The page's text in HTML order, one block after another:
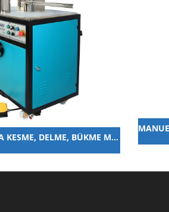
PLC BARA KESME, DELME, BÜKME MAKİNESİ 12x125mm 53.000